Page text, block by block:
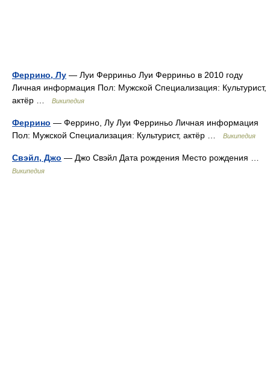
Феррино, Лу — Луи Ферриньо Луи Ферриньо в 2010 году
Личная информация Пол: Мужской Специализация: Культурист,
актёр …
Википедия
Феррино — Феррино, Лу Луи Ферриньо Личная информация
Пол: Мужской Специализация: Культурист, актёр …
Википедия
Свэйл, Джо — Джо Свэйл Дата рождения Место рождения …
Википедия